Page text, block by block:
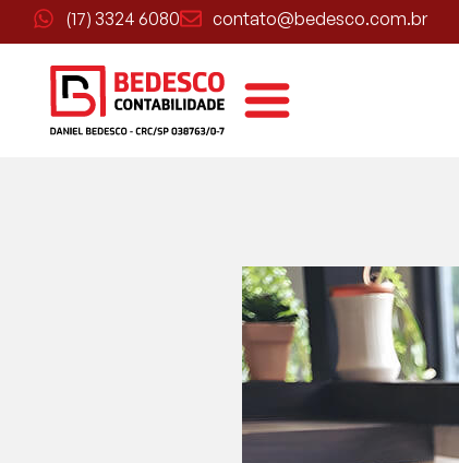
(17) 3324 6080 contato@bedesco.com.br